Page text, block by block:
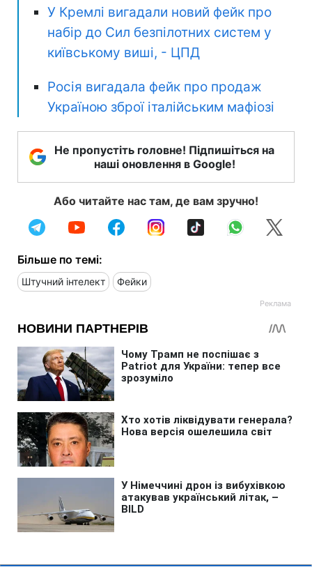
У Кремлі вигадали новий фейк про
набір до Сил безпілотних систем у
київському виші, - ЦПД
Росія вигадала фейк про продаж
Україною зброї італійським мафіозі
Не пропустіть головне! Підпишіться на
наші оновлення в Google!
Або читайте нас там, де вам зручно!
Більше по темі:
Штучний інтелект Фейки